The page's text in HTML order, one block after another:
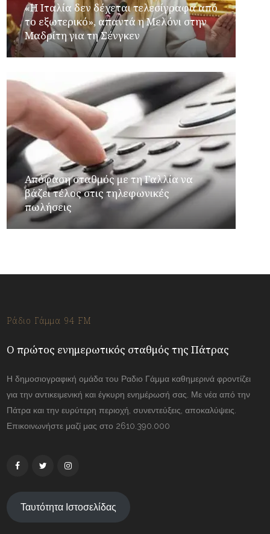
«Η Ιταλία δεν δέχεται τελεσίγραφα από
το εξωτερικό», απαντά η Μελόνι στην
Μαδρίτη για τη Σένγκεν
Απόφαση σταθμός με τη Γαλλία να
βάζει τέλος στις τηλεφωνικές
πωλήσεις
Ράδιο Γάμμα 94 FM
Ο πρώτος ενημερωτικός σταθμός της Πάτρας
Η δημοσιογραφική ομάδα του Ραδιο Γάμμα καθημερινά φροντίζει
για την αντικειμενική και έγκυρη ενημέρωσή σας. Με νέα από την
Πάτρα και την ευρύτερη περιοχή, συνεντεύξεις, αποκαλύψεις.
Επικοινωνήστε μαζί μας στο 2610.390.000
Ταυτότητα Ιστοσελίδας